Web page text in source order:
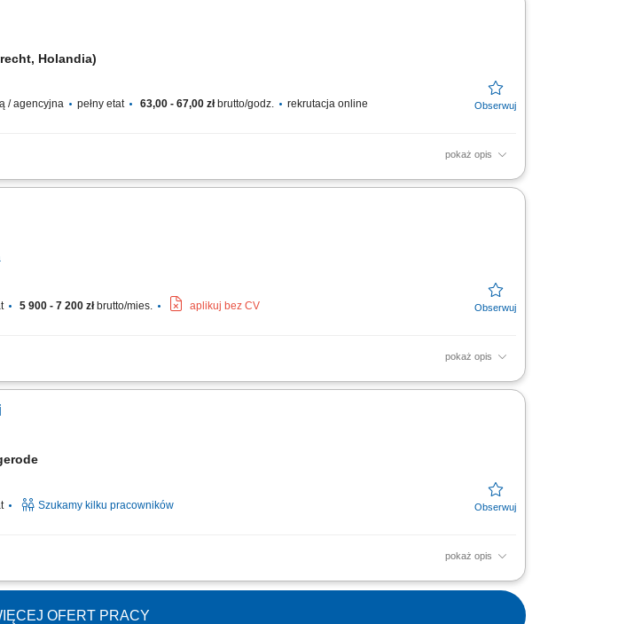
Holandia)
/ agencyjna pełny etat 63,00 - 67,00 złbrutto/godz. rekrutacja online
pokaż opis
specyfikacji; Procesowe obrabianie, chłodzenie i glazurowanie bakalii; Konfekcjonowanie
5 900 - 7 200 złbrutto/mies. aplikuj bez CV
pokaż opis
pakowania.
Szukamy kilku pracowników
pokaż opis
jakości; Pomocnicze prace manualne na hali produkcyjnej;
OFERT PRACY